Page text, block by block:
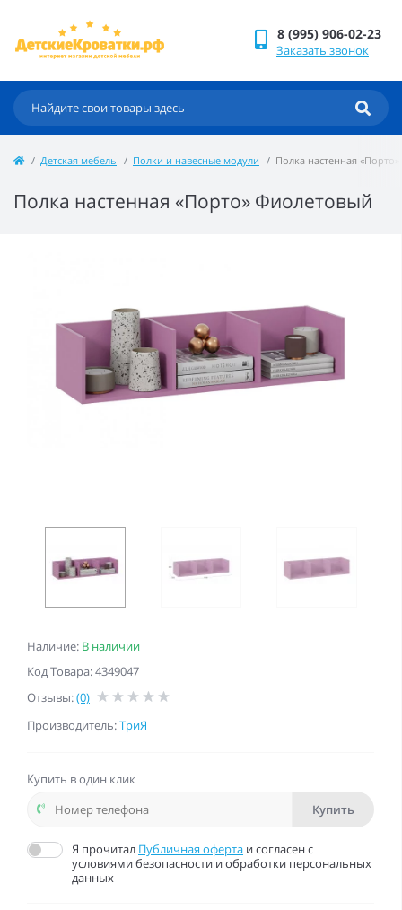
8 (995) 906-02-23
Заказать звонок
Детская мебель Полки и навесные модули Полка настенная
Полка настенная «Порто» Фиолетовый
Наличие: В наличии
Код Товара: 4349047
Отзывы:(0)
Производитель:ТриЯ
Купить в один клик
Купить
Я прочитал Публичная оферта и согласен с
условиями безопасности и обработки персональных
данных